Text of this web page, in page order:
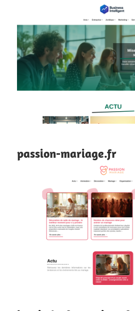
passion-mariage.fr